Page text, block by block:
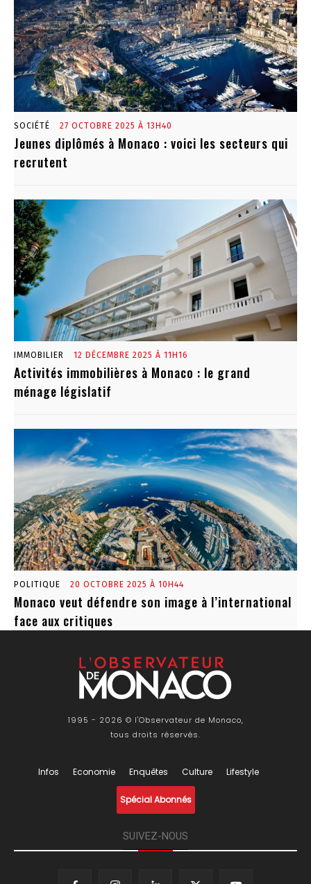
SOCIÉTÉ 27 OCTOBRE 2025 À 13H40
Jeunes diplômés à Monaco : voici les secteurs qui
recrutent
IMMOBILIER 12 DÉCEMBRE 2025 À 11H16
Activités immobilières à Monaco : le grand
ménage législatif
POLITIQUE 20 OCTOBRE 2025 À 10H44
Monaco veut défendre son image à l’international
face aux critiques
1995 - 2026 © l'Observateur de Monaco,
tous droits réservés.
Infos Economie Enquêtes Culture Lifestyle
Spécial Abonnés
SUIVEZ-NOUS